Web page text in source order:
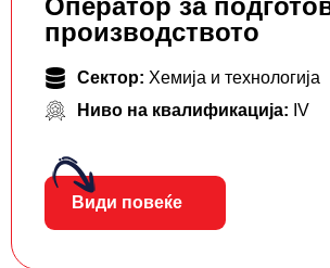
Оператор за
производството
Сектор: Хемија и технологија
Ниво на квалификација: IV
Види повеќе